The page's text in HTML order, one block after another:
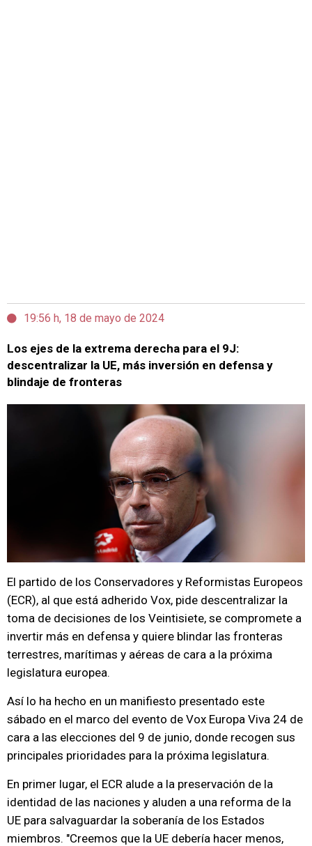
19:56 h, 18 de mayo de 2024
Los ejes de la extrema derecha para el 9J:
descentralizar la UE, más inversión en defensa y
blindaje de fronteras
El partido de los Conservadores y Reformistas Europeos
(ECR), al que está adherido Vox, pide descentralizar la
toma de decisiones de los Veintisiete, se compromete a
invertir más en defensa y quiere blindar las fronteras
terrestres, marítimas y aéreas de cara a la próxima
legislatura europea.
Así lo ha hecho en un manifiesto presentado este
sábado en el marco del evento de Vox Europa Viva 24 de
cara a las elecciones del 9 de junio, donde recogen sus
principales prioridades para la próxima legislatura.
En primer lugar, el ECR alude a la preservación de la
identidad de las naciones y aluden a una reforma de la
UE para salvaguardar la soberanía de los Estados
miembros. "Creemos que la UE debería hacer menos,